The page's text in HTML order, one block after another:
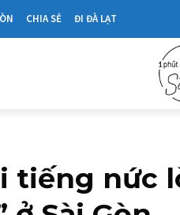
CHIA SẺ ĐI ĐÀ LẠT
tiếng nức